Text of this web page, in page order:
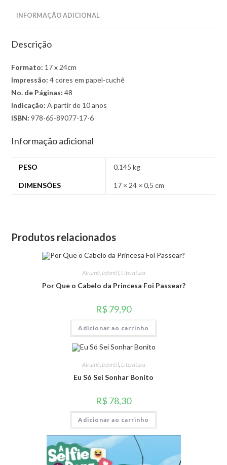
INFORMAÇÃO ADICIONAL
Descrição
Formato: 17 x 24cm
Impressão: 4 cores em papel-cuchê
No. de Páginas: 48
Indicação: A partir de 10 anos
ISBN: 978-65-89077-17-6
Informação adicional
PESO 0,145 kg
DIMENSÕES 17 × 24 × 0,5 cm
Produtos relacionados
Airumã, Infantil, Literatura
Por Que o Cabelo da Princesa Foi Passear?
R$ 79,90
Adicionar ao carrinho
Airumã, Infantil, Literatura
Eu Só Sei Sonhar Bonito
R$ 78,30
Adicionar ao carrinho